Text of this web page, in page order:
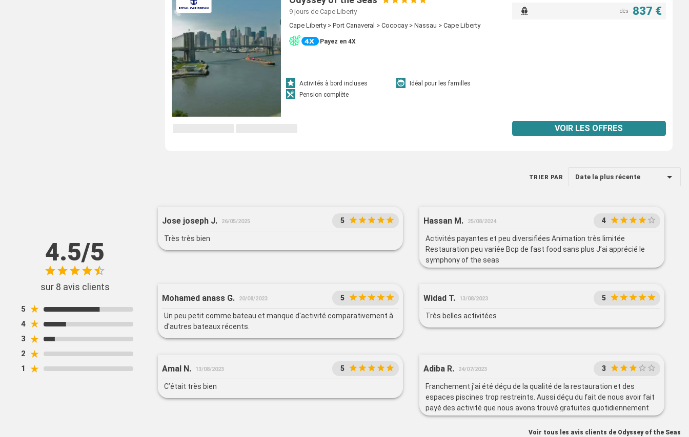
9 jours de Cape Liberty
Cape Liberty > Port Canaveral > Cococay > Nassau > Cape Liberty
Payez en 4X
Activités à bord incluses
Idéal pour les familles
Pension complète
dès 837 €
VOIR LES OFFRES
TRIER PAR Date la plus récente
4.5/5
sur 8 avis clients
5 ★
4 ★
3 ★
2 ★
1 ★
Jose joseph J. 26/05/2025 5
Très très bien
Hassan M. 25/08/2024 4
Activités payantes et peu diversifiées Animation très limitée
Restauration peu variée Bcp de fast food sans plus J’ai apprécié le
symphony of the seas
Mohamed anass G. 20/08/2023 5
Un peu petit comme bateau et manque d'activité comparativement à
d'autres bateaux récents.
Widad T. 13/08/2023 5
Très belles activitées
Amal N. 13/08/2023 5
C’était très bien
Adiba R. 24/07/2023 3
Franchement j'ai été déçu de la qualité de la restauration et des
espaces piscines trop restreints. Aussi déçu du fait de nous avoir fait
payé des activité que nous avons trouvé gratuites quotidiennement
en libre acces pour tout le monde une fois à bord : ifly et cours de surf
Sinon les Kids ont adoré le SEAPLEX.Voir tous les avis clients de Odyssey of the Seas